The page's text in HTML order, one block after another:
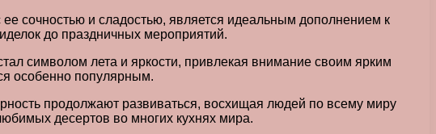
сочностью и сладостью, является идеальным дополнением к
до праздничных мероприятий.
символом лета и яркости, привлекая внимание своим ярким
особенно популярным.
продолжают развиваться, восхищая людей по всему миру
десертов во многих кухнях мира.